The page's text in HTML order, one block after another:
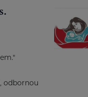
odbornou